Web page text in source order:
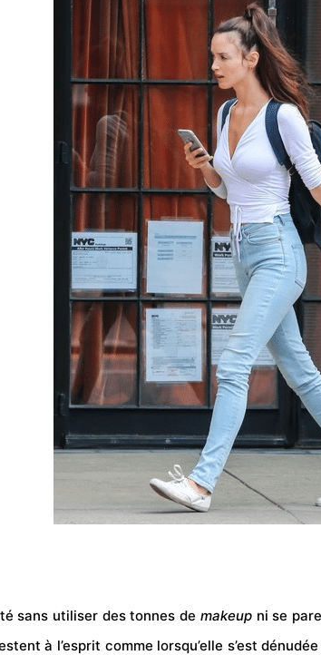
sans utiliser des tonnes de makeupni se
à l’esprit comme lorsqu’elle s’est